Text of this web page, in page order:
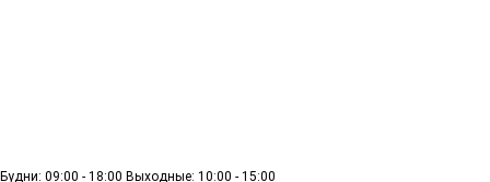
Будни: 09:00 - 18:00 Выходные: 10:00 - 15:00